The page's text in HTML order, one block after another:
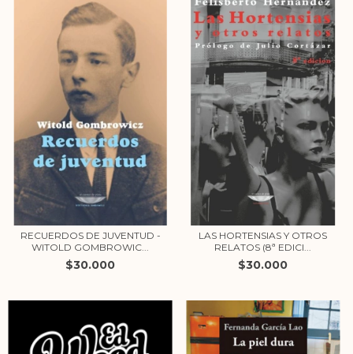
RECUERDOS DE JUVENTUD -
WITOLD GOMBROWIC...
$30.000
LAS HORTENSIAS Y OTROS
RELATOS (8ª EDICI...
$30.000